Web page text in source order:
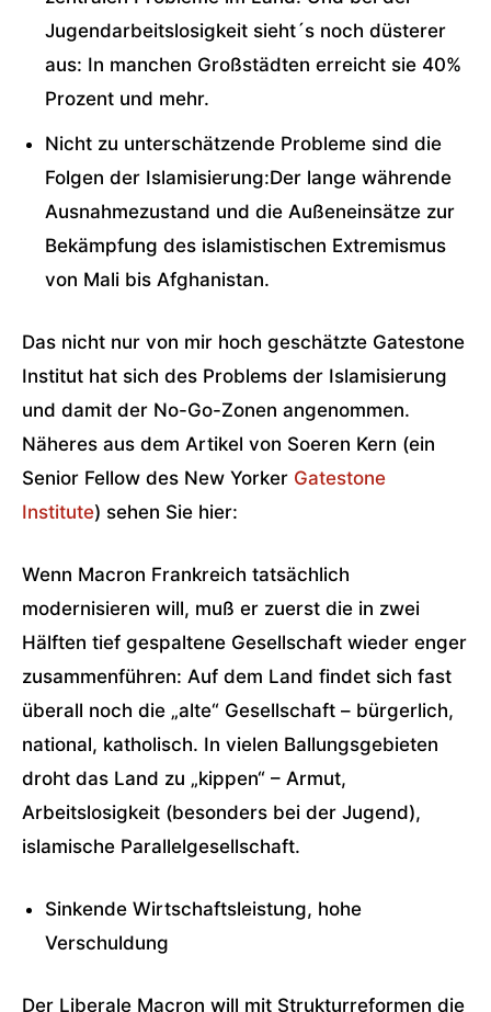
Jugendarbeitslosigkeit sieht´s noch düsterer
aus: In manchen Großstädten erreicht sie 40%
Prozent und mehr.
Nicht zu unterschätzende Probleme sind die
Folgen der Islamisierung:Der lange währende
Ausnahmezustand und die Außeneinsätze zur
Bekämpfung des islamistischen Extremismus
von Mali bis Afghanistan.
Das nicht nur von mir hoch geschätzte Gatestone
Institut hat sich des Problems der Islamisierung
und damit der No-Go-Zonen angenommen.
Näheres aus dem Artikel von Soeren Kern (ein
Senior Fellow des New Yorker Gatestone
Institute) sehen Sie hier:
Wenn Macron Frankreich tatsächlich
modernisieren will, muß er zuerst die in zwei
Hälften tief gespaltene Gesellschaft wieder enger
zusammenführen: Auf dem Land findet sich fast
überall noch die „alte“ Gesellschaft – bürgerlich,
national, katholisch. In vielen Ballungsgebieten
droht das Land zu „kippen“ – Armut,
Arbeitslosigkeit (besonders bei der Jugend),
islamische Parallelgesellschaft.
Sinkende Wirtschaftsleistung, hohe
Verschuldung
Der Liberale Macron will mit Strukturreformen die